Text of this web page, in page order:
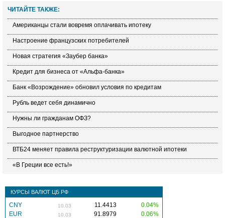
ЧИТАЙТЕ ТАКЖЕ:
Американцы стали вовремя оплачивать ипотеку
Настроение французских потребителей
Новая стратегия «Заубер банка»
Кредит для бизнеса от «Альфа-банка»
Банк «Возрождение» обновил условия по кредитам
Рубль ведет себя динамично
Нужны ли гражданам ОФЗ?
Выгодное партнерство
ВТБ24 меняет правила реструктуризации валютной ипотеки
«В Греции все есть!»
КУРСЫ ВАЛЮТ ЦБ РФ
CNY 10.03 11.4413
0.04%
EUR
10.03 91.8979
0.06%